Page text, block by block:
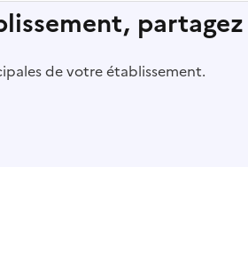
de votre établissement.